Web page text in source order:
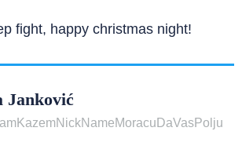
fight, happy christmas night!
Janković